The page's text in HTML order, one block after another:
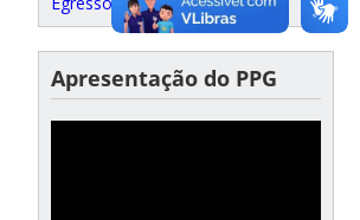
Apresentação do PPG